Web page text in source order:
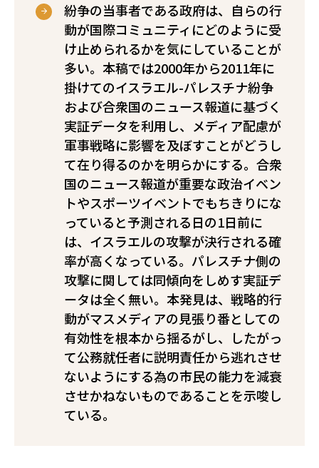
紛争の当事者である政府は、自らの行
動が国際コミュニティにどのように受
け止められるかを気にしていることが
多い。本稿では2000年から2011年に
掛けてのイスラエル-パレスチナ紛争
および合衆国のニュース報道に基づく
実証データを利用し、メディア配慮が
軍事戦略に影響を及ぼすことがどうし
て在り得るのかを明らかにする。合衆
国のニュース報道が重要な政治イベン
トやスポーツイベントでもちきりにな
っていると予測される日の1日前に
は、イスラエルの攻撃が決行される確
率が高くなっている。パレスチナ側の
攻撃に関しては同傾向をしめす実証デ
ータは全く無い。本発見は、戦略的行
動がマスメディアの見張り番としての
有効性を根本から揺るがし、したがっ
て公務就任者に説明責任から逃れさせ
ないようにする為の市民の能力を減衰
させかねないものであることを示唆し
ている。